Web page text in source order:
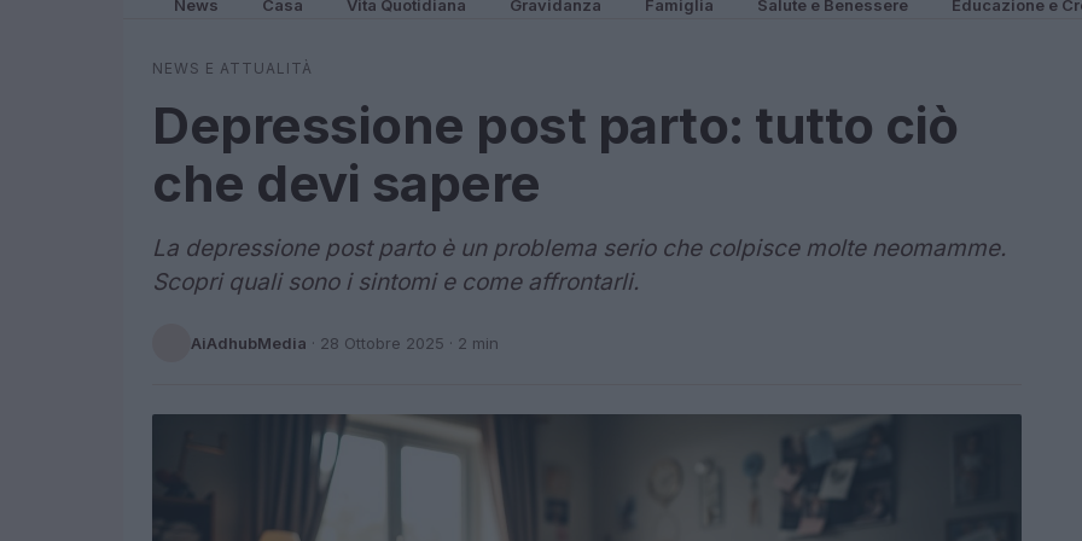
News Casa Vita Quotidiana Gravidanza Famiglia Salute e Benessere Educazione e
NEWS E ATTUALITÀ
Depressione post parto: tutto ciò
che devi sapere
La depressione post parto è un problema serio che colpisce molte neomamme.
Scopri quali sono i sintomi e come affrontarli.
AiAdhubMedia · 28 Ottobre 2025 · 2 min